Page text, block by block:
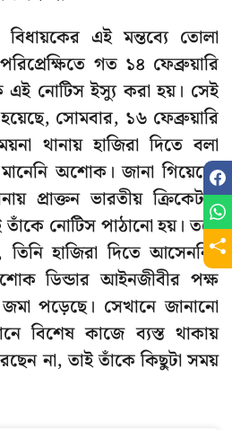
এই মন্তব্যে তোলা
গত ১৪ ফেব্রুয়ারি
এই নোটিস ইস্যু করা হয়। সেই
সোমবার, ১৬ ফেব্রুয়ারি
থানায় হাজিরা দিতে বলা
মানেনি অশোক। জানা গিয়েছে,
প্রাক্তন ভারতীয় ক্রিকেটার
তাঁকে নোটিস পাঠানো হয়। তবে
হাজিরা দিতে আসেননি।
ডিন্ডার আইনজীবীর পক্ষ
পড়েছে। সেখানে জানানো
বিশেষ কাজে ব্যস্ত থাকায়
না, তাই তাঁকে কিছুটা সময়